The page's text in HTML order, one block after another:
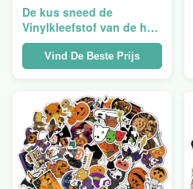
De kus sneed de
Vinylkleefstof van de het
Pakdruk van
Stickersmatrijs Gesneden
Holografische Stickers
Vind De Beste Prijs